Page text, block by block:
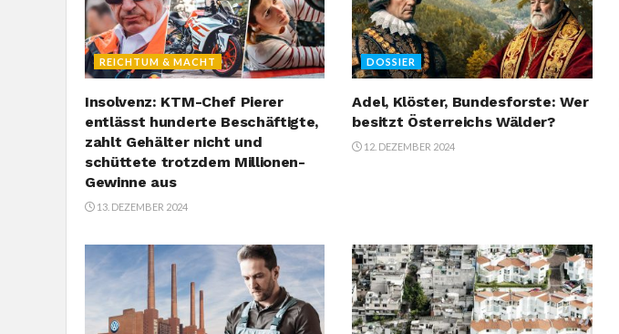
REICHTUM & MACHT
Insolvenz: KTM-Chef Pierer
entlässt hunderte Beschäftigte,
zahlt Gehälter nicht und
schüttete trotzdem Millionen-
Gewinne aus
13. DEZEMBER 2024
DOSSIER
Adel, Klöster, Bundesforste: Wer
besitzt Österreichs Wälder?
12. DEZEMBER 2024